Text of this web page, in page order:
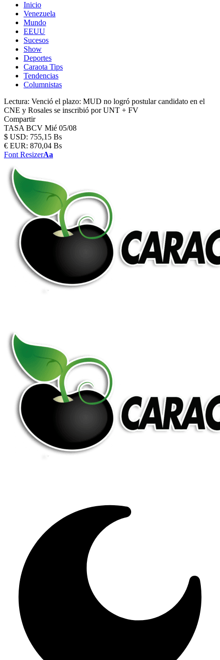
Inicio
Venezuela
Mundo
EEUU
Sucesos
Show
Deportes
Caraota Tips
Tendencias
Columnistas
Lectura: Venció el plazo: MUD no logró postular candidato en el
CNE y Rosales se inscribió por UNT + FV
Compartir
TASA BCV Mié 05/08
$ USD: 755,15 Bs
€ EUR: 870,04 Bs
Font ResizerAa